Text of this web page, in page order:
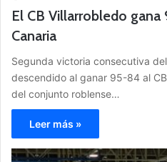
El CB Villarrobledo gana
Canaria
Segunda victoria consecutiva
descendido al ganar 95-84 al
del conjunto roblense…
Leer más »